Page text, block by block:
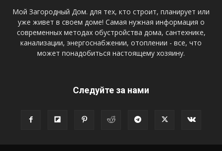
Мой Загородный Дом. для тех, кто строит, планирует или
уже живет в своем доме! Самая нужная информация о
современных методах обустройства дома, сантехнике,
канализации, энергоснабжении, отоплении - все, что
может понадобиться настоящему хозяину.
Следуйте за нами